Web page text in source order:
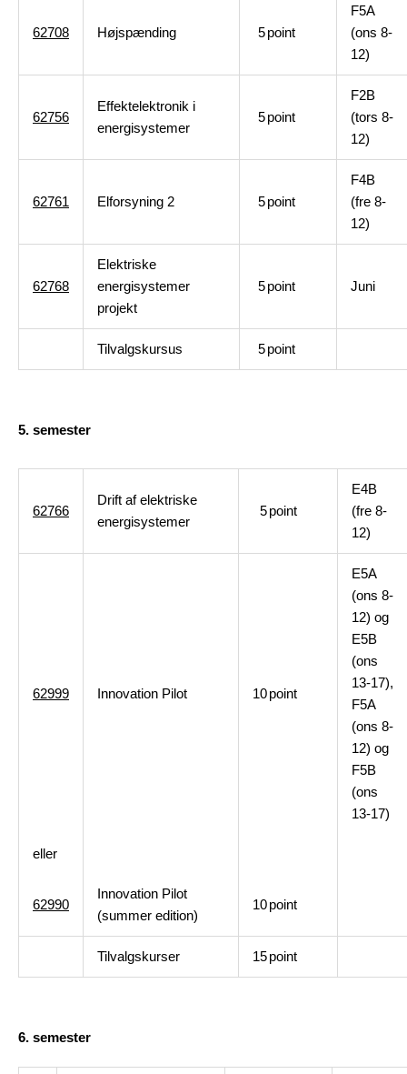
62708 Højspænding 5point
F5A
(ons 8-
12)
62756
Effektelektronik i
energisystemer
5point
F2B
(tors 8-
12)
62761 Elforsyning 2 5point
F4B
(fre 8-
12)
62768
Elektriske
energisystemer
projekt
5point Juni
Tilvalgskursus 5point
5. semester
62766
Drift af elektriske
energisystemer
5point
E4B
(fre 8-
12)
62999 Innovation Pilot 10point
E5A
(ons 8-
12) og
E5B
(ons
13-17),
F5A
(ons 8-
12) og
F5B
(ons
13-17)
eller
62990
Innovation Pilot
(summer edition)
10point
Tilvalgskurser 15point
6. semester